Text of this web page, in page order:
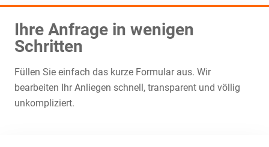
Ihre Anfrage in wenigen
Schritten
Füllen Sie einfach das kurze Formular aus. Wir
bearbeiten Ihr Anliegen schnell, transparent und völlig
unkompliziert.